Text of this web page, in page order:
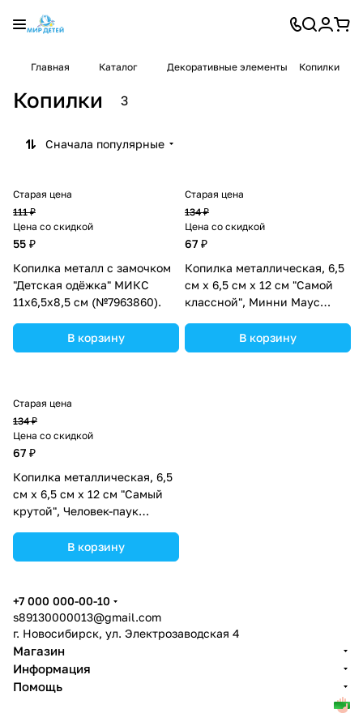
Главная Каталог Декоративные элементы Копилки
Копилки 3
Сначала популярные
Старая цена
111 ₽
Цена со скидкой
55 ₽
Копилка металл с замочком
"Детская одёжка" МИКС
11х6,5х8,5 см (№7963860).
В корзину
Старая цена
134 ₽
Цена со скидкой
67 ₽
Копилка металлическая, 6,5
см х 6,5 см х 12 см "Самой
классной", Минни Маус
В корзину
Старая цена
134 ₽
Цена со скидкой
67 ₽
Копилка металлическая, 6,5
см х 6,5 см х 12 см "Самый
крутой", Человек-паук
В корзину
+7 000 000-00-10
s89130000013@gmail.com
г. Новосибирск, ул. Электрозаводская 4
Магазин
Информация
Помощь